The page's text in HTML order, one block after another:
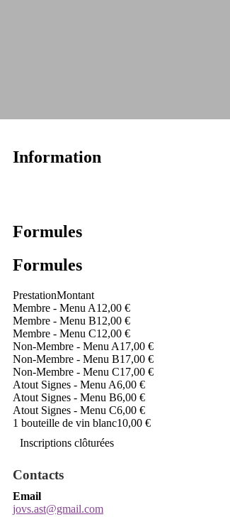
Information
Formules
Formules
PrestationMontant
Membre - Menu A12,00 €
Membre - Menu B12,00 €
Membre - Menu C12,00 €
Non-Membre - Menu A17,00 €
Non-Membre - Menu B17,00 €
Non-Membre - Menu C17,00 €
Atout Signes - Menu A6,00 €
Atout Signes - Menu B6,00 €
Atout Signes - Menu C6,00 €
1 bouteille de vin blanc10,00 €
Inscriptions clôturées
Contacts
Email
jovs.ast@gmail.com